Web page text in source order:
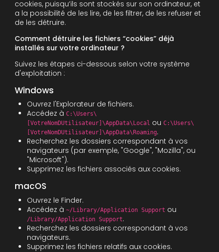
cookies, puisqu’ils sont stockés sur son ordinateur, et
a la possibilité de les lire, de les filtrer, de les refuser et
de les détruire.
Comment détruire les fichiers “cookies” déjà
installés sur votre ordinateur ?
Suivez les étapes ci-dessous selon votre système
d'exploitation :
Windows
Ouvrez l'Explorateur de fichiers.
Accédez àC:\Users\
[VotreNomDUtilisateur]\AppData\Local ouC:\Users\
[VotreNomDUtilisateur]\AppData\Roaming.
Recherchez les dossiers correspondant à vos
navigateurs (par exemple, "Google", "Mozilla", ou
"Microsoft").
Supprimez les fichiers associés aux cookies.
macOS
Ouvrez le Finder.
Accédez à~/Library/Application Support ou
/Library/Application Support.
Recherchez les dossiers correspondant à vos
navigateurs.
Supprimez les fichiers relatifs aux cookies.